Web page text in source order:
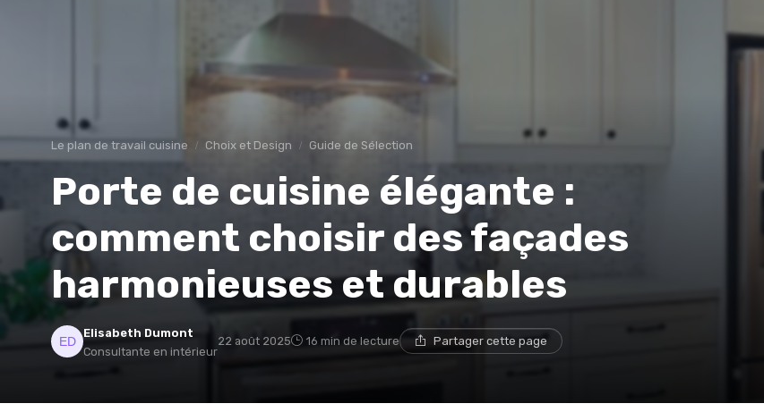
Le plan de travail cuisine Choix et Design Guide de Sélection
Porte de cuisine élégante :
comment choisir des façades
harmonieuses et durables
Elisabeth Dumont
Consultante en intérieur
22 août 2025 16 min de lecture Partager cette page